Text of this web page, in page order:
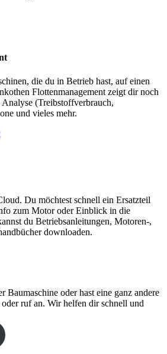
die du in Betrieb hast, auf einen
Flottenmanagement zeigt dir noch
(Treibstoffverbrauch,
und vieles mehr.
Du möchtest schnell ein Ersatzteil
zum Motor oder Einblick in die
du Betriebsanleitungen, Motoren-,
downloaden.
Baumaschine oder hast eine ganz andere
ruf an. Wir helfen dir schnell und